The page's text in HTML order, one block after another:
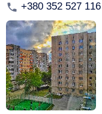
+380 352 527 116